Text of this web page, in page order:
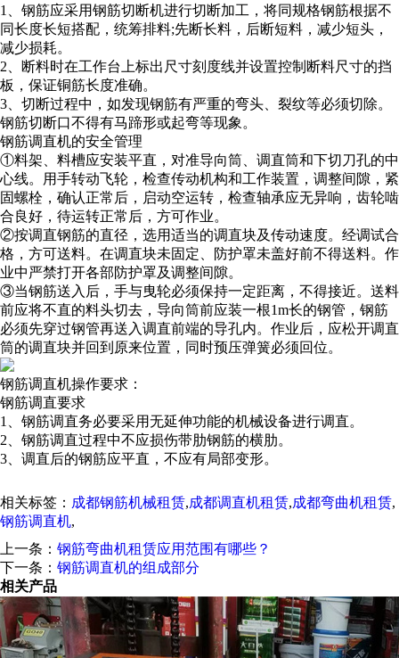
1、钢筋应采用钢筋切断机进行切断加工，将同规格钢筋根据不
同长度长短搭配，统筹排料;先断长料，后断短料，减少短头，
减少损耗。
2、断料时在工作台上标出尺寸刻度线并设置控制断料尺寸的挡
板，保证铜筋长度准确。
3、切断过程中，如发现钢筋有严重的弯头、裂纹等必须切除。
钢筋切断口不得有马蹄形或起弯等现象。
钢筋调直机的安全管理
①料架、料槽应安装平直，对准导向筒、调直筒和下切刀孔的中
心线。用手转动飞轮，检查传动机构和工作装置，调整间隙，紧
固螺栓，确认正常后，启动空运转，检查轴承应无异响，齿轮啮
合良好，待运转正常后，方可作业。
②按调直钢筋的直径，选用适当的调直块及传动速度。经调试合
格，方可送料。在调直块未固定、防护罩未盖好前不得送料。作
业中严禁打开各部防护罩及调整间隙。
③当钢筋送入后，手与曳轮必须保持一定距离，不得接近。送料
前应将不直的料头切去，导向筒前应装一根1m长的钢管，钢筋
必须先穿过钢管再送入调直前端的导孔内。作业后，应松开调直
筒的调直块并回到原来位置，同时预压弹簧必须回位。
钢筋调直机操作要求：
钢筋调直要求
1、钢筋调直务必要采用无延伸功能的机械设备进行调直。
2、钢筋调直过程中不应损伤带肋钢筋的横肋。
3、调直后的钢筋应平直，不应有局部变形。
相关标签： 成都钢筋机械租赁,成都调直机租赁,成都弯曲机租赁,
钢筋调直机,
上一条： 钢筋弯曲机租赁应用范围有哪些？
下一条： 钢筋调直机的组成部分
相关产品